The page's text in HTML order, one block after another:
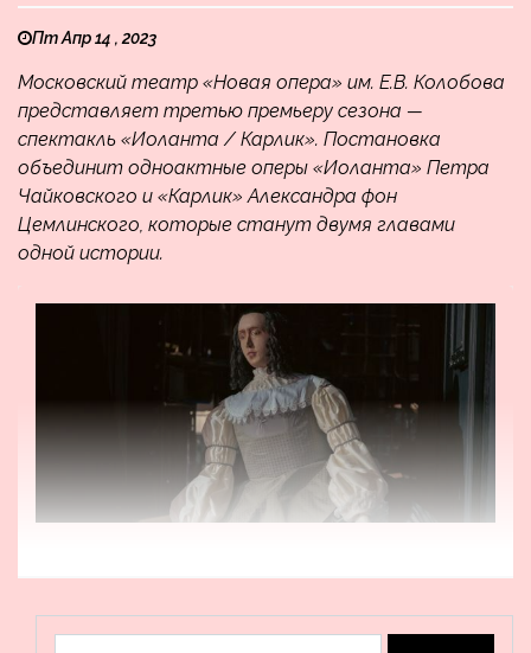
Пт Апр 14 , 2023
Московский театр «Новая опера» им. Е.В. Колобова
представляет третью премьеру сезона —
спектакль «Иоланта / Карлик». Постановка
объединит одноактные оперы «Иоланта» Петра
Чайковского и «Карлик» Александра фон
Цемлинского, которые станут двумя главами
одной истории.